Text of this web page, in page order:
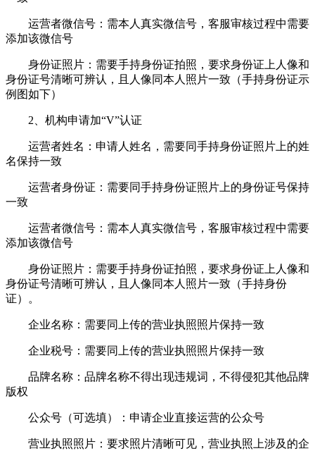
运营者微信号：需本人真实微信号，客服审核过程中需要
添加该微信号
身份证照片：需要手持身份证拍照，要求身份证上人像和
身份证号清晰可辨认，且人像同本人照片一致（手持身份证示
例图如下）
2、机构申请加“V”认证
运营者姓名：申请人姓名，需要同手持身份证照片上的姓
名保持一致
运营者身份证：需要同手持身份证照片上的身份证号保持
一致
运营者微信号：需本人真实微信号，客服审核过程中需要
添加该微信号
身份证照片：需要手持身份证拍照，要求身份证上人像和
身份证号清晰可辨认，且人像同本人照片一致（手持身份
证）。
企业名称：需要同上传的营业执照照片保持一致
企业税号：需要同上传的营业执照照片保持一致
品牌名称：品牌名称不得出现违规词，不得侵犯其他品牌
版权
公众号（可选填）：申请企业直接运营的公众号
营业执照照片：要求照片清晰可见，营业执照上涉及的企